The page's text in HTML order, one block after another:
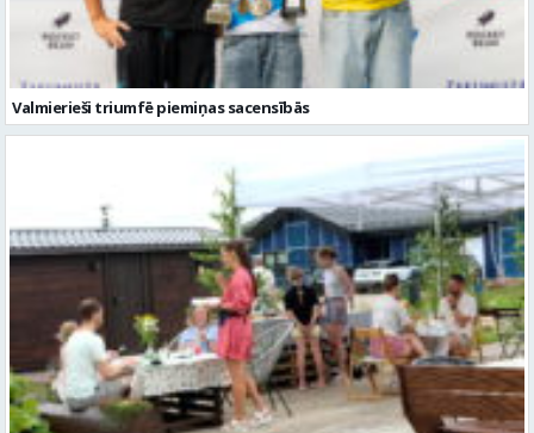
Valmieras novadā aizvadītas jau sestās Mājas kafejnīcu dienas